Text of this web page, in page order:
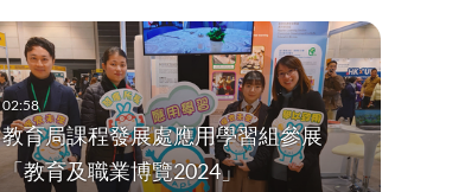
教育局課程發展處應用學習組參展
「教育及職業博覽2024」